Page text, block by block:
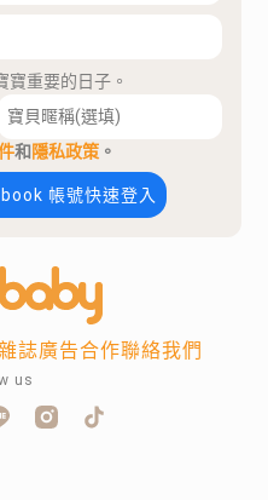
寶重要的日子。
和隱私政策 。
帳號快速登入
誌廣告合作聯絡我們
us